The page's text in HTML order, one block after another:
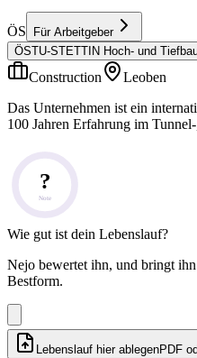
ÖS
Für Arbeitgeber
ÖSTU-STETTIN Hoch- und
Construction
Leoben
Das Unternehmen ist ein
100 Jahren Erfahrung im
?
Note
Wie gut ist dein Lebenslauf?
Nejo bewertet ihn, und bringt
Bestform.
Lebenslauf hier ablegenPDF